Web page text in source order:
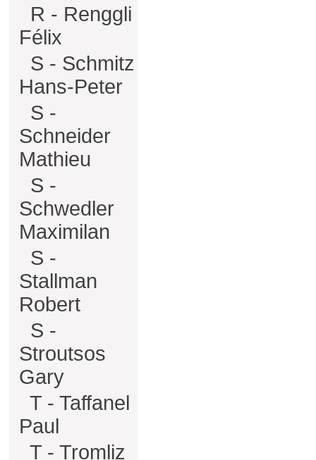
R - Renggli
Félix
S - Schmitz
Hans-Peter
S -
Schneider
Mathieu
S -
Schwedler
Maximilan
S -
Stallman
Robert
S -
Stroutsos
Gary
T - Taffanel
Paul
T - Tromliz